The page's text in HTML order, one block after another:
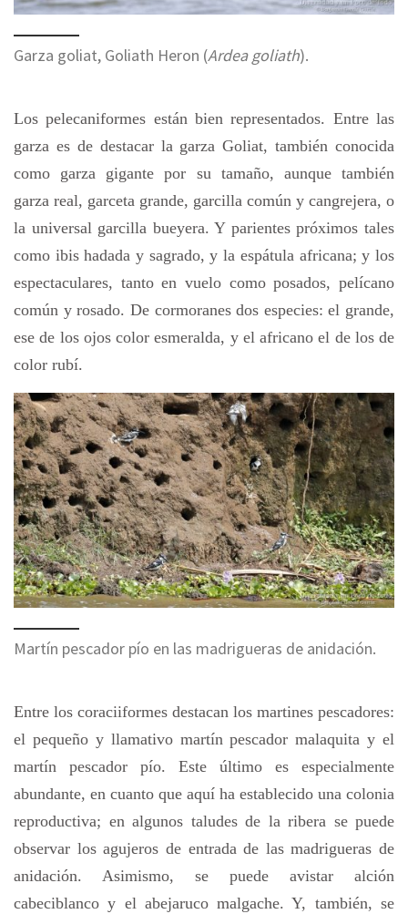
Garza goliat, Goliath Heron (Ardea goliath).
Los pelecaniformes están bien representados. Entre las
garza es de destacar la garza Goliat, también conocida
como garza gigante por su tamaño, aunque también
garza real, garceta grande, garcilla común y cangrejera, o
la universal garcilla bueyera. Y parientes próximos tales
como ibis hadada y sagrado, y la espátula africana; y los
espectaculares, tanto en vuelo como posados, pelícano
común y rosado. De cormoranes dos especies: el grande,
ese de los ojos color esmeralda, y el africano el de los de
color rubí.
Martín pescador pío en las madrigueras de anidación.
Entre los coraciiformes destacan los martines pescadores:
el pequeño y llamativo martín pescador malaquita y el
martín pescador pío. Este último es especialmente
abundante, en cuanto que aquí ha establecido una colonia
reproductiva; en algunos taludes de la ribera se puede
observar los agujeros de entrada de las madrigueras de
anidación. Asimismo, se puede avistar alción
cabeciblanco y el abejaruco malgache. Y, también, se